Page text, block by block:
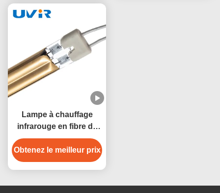
Lampe à chauffage
infrarouge en fibre de
carbone dorée 380V
4800W
Obtenez le meilleur prix